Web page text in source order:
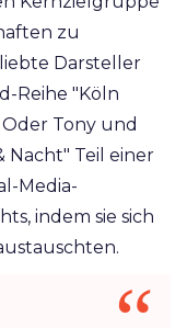
zu
Darsteller
Reihe "Köln
Tony und
Nacht" Teil einer
Media-
indem sie sich